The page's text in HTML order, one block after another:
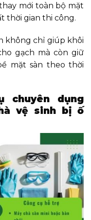
mới toàn bộ mặt
thời gian thi công.
không chỉ giúp khôi
gạch mà còn giữ
mặt sàn theo thời
chuyên dụng
vệ sinh bị ố